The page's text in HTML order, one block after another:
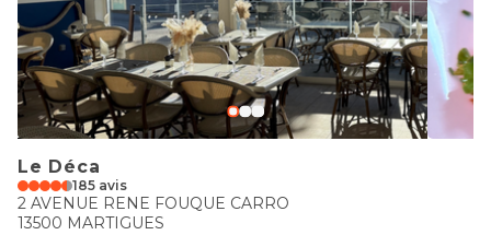
Le Déca
185 avis
2 AVENUE RENE FOUQUE CARRO
13500 MARTIGUES